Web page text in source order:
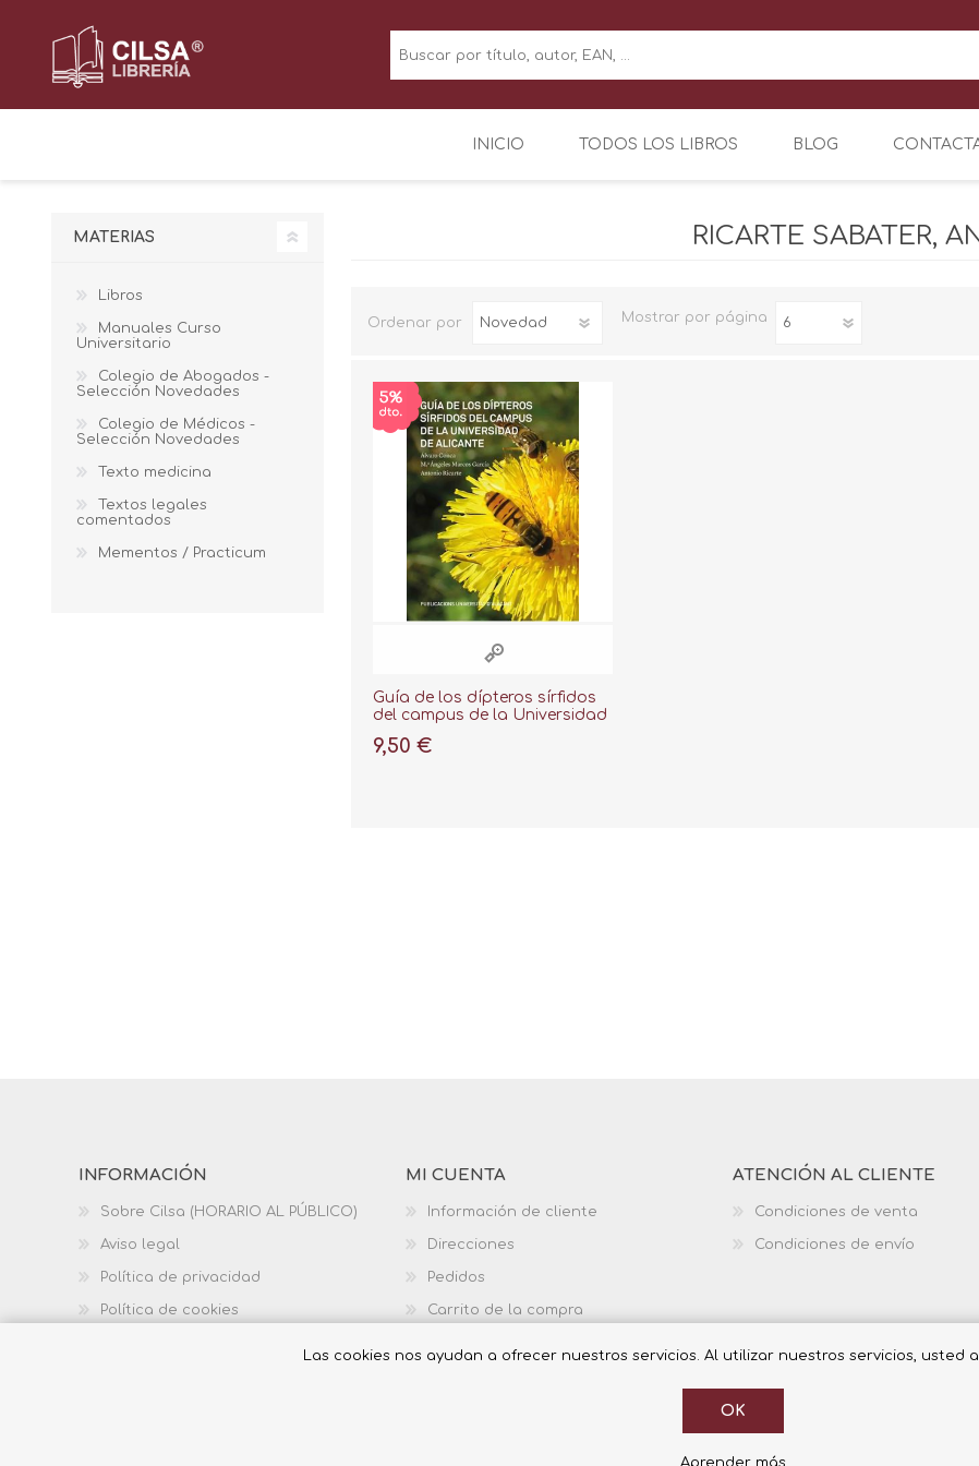
INICIO TODOS LOS LIBROS BLOG
RICARTE SABATER,
Ordenar por Mostrar por página
Guía de los dípteros sírfidos
del campus de la Universidad
9,50 €
MATERIAS
Libros
Manuales Curso
Universitario
Colegio de Abogados -
Selección Novedades
Colegio de Médicos -
Selección Novedades
Texto medicina
Textos legales
comentados
Mementos / Practicum
INFORMACIÓN
Sobre Cilsa (HORARIO AL PÚBLICO)
Aviso legal
Política de privacidad
Política de cookies
MI CUENTA
Información de cliente
Direcciones
Pedidos
Carrito de la compra
ATENCIÓN AL CLIENTE
Condiciones de venta
Condiciones de envío
Las cookies nos ayudan a ofrecer nuestros servicios. Al utilizar nuestros servicios, usted
OK
Aprender más